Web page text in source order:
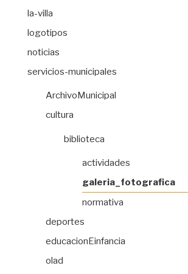
la-villa
logotipos
noticias
servicios-municipales
ArchivoMunicipal
cultura
biblioteca
actividades
galeria_fotografica
normativa
deportes
educacionEinfancia
olad